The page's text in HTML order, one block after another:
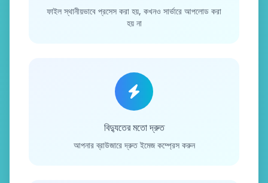
ফাইল স্থানীয়ভাবে প্রসেস করা হয়, কখনও সার্ভারে আপলোড করা
হয় না
বিদ্যুতের মতো দ্রুত
আপনার ব্রাউজারে দ্রুত ইমেজ কম্প্রেস করুন